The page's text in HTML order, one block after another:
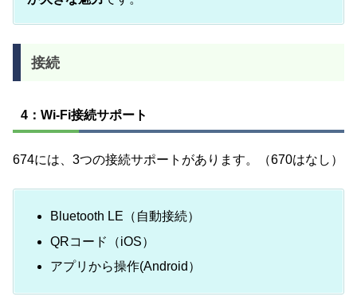
接続
4：Wi-Fi接続サポート
674には、3つの接続サポートがあります。（670はなし）
Bluetooth LE（自動接続）
QRコード（iOS）
アプリから操作(Android）